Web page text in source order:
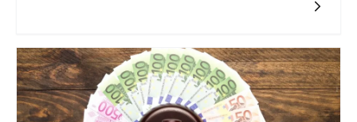
szybkim napełnianiu, mają znaczący wpływ na ten proces.
Odpowiednia kalibracja maszyn oraz rodzaj
wykorzystywanego materiału, z którego wykonane są worki,
mogą podnieść stabilność ładunku na palecie oraz ochronić
zawartość przed ewentualnymi uszkodzeniami.